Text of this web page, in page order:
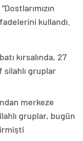
kullandı.
kırsalında, 27
silahlı gruplar
merkeze
gruplar, bugün